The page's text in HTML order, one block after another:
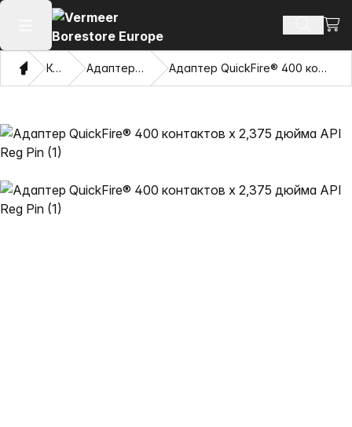
Открыть главное меню Поиск
ДомКаталог Адаптеры и Pulling Eyes Адаптер QuickFire® 400 контактов x 2,375 дюйма API Reg Pin